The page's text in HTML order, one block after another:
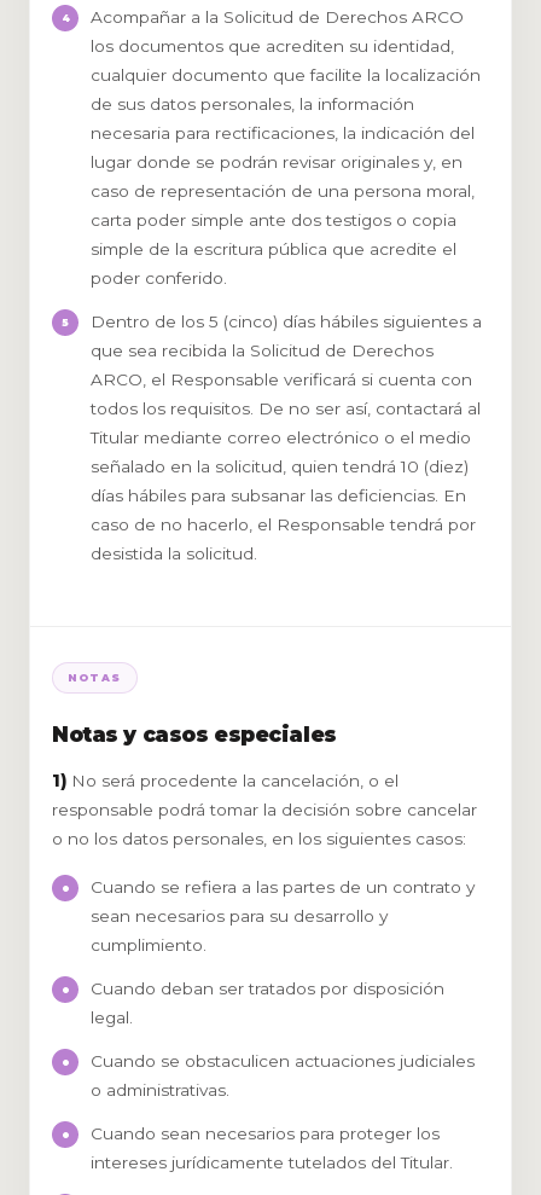
Acompañar a la Solicitud de Derechos ARCO
los documentos que acrediten su identidad,
cualquier documento que facilite la localización
de sus datos personales, la información
necesaria para rectificaciones, la indicación del
lugar donde se podrán revisar originales y, en
caso de representación de una persona moral,
carta poder simple ante dos testigos o copia
simple de la escritura pública que acredite el
poder conferido.
Dentro de los 5 (cinco) días hábiles siguientes a
que sea recibida la Solicitud de Derechos
ARCO, el Responsable verificará si cuenta con
todos los requisitos. De no ser así, contactará al
Titular mediante correo electrónico o el medio
señalado en la solicitud, quien tendrá 10 (diez)
días hábiles para subsanar las deficiencias. En
caso de no hacerlo, el Responsable tendrá por
desistida la solicitud.
NOTAS
Notas y casos especiales
1) No será procedente la cancelación, o el
responsable podrá tomar la decisión sobre cancelar
o no los datos personales, en los siguientes casos:
Cuando se refiera a las partes de un contrato y
sean necesarios para su desarrollo y
cumplimiento.
Cuando deban ser tratados por disposición
legal.
Cuando se obstaculicen actuaciones judiciales
o administrativas.
Cuando sean necesarios para proteger los
intereses jurídicamente tutelados del Titular.